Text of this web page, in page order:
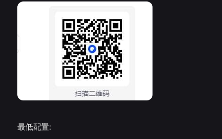
最低配置: